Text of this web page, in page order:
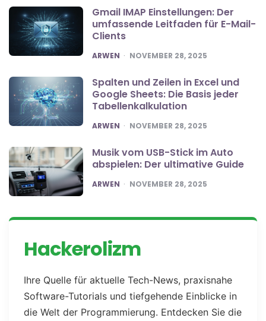
Gmail IMAP Einstellungen: Der
umfassende Leitfaden für E-Mail-
Clients
POSTED
ARWEN NOVEMBER 28, 2025
Spalten und Zeilen in Excel und
Google Sheets: Die Basis jeder
Tabellenkalkulation
POSTED
ARWEN NOVEMBER 28, 2025
Musik vom USB-Stick im Auto
abspielen: Der ultimative Guide
POSTED
ARWEN NOVEMBER 28, 2025
Hackerolizm
Ihre Quelle für aktuelle Tech-News, praxisnahe
Software-Tutorials und tiefgehende Einblicke in
die Welt der Programmierung. Entdecken Sie die